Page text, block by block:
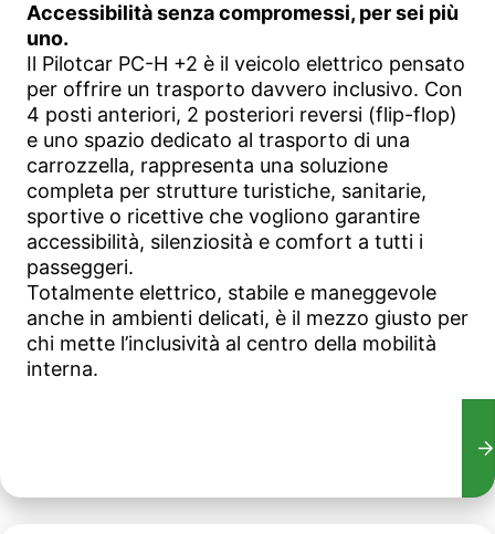
Accessibilità senza compromessi, per sei più
uno.
Il Pilotcar PC-H +2 è il veicolo elettrico pensato
per offrire un trasporto davvero inclusivo. Con
4 posti anteriori, 2 posteriori reversi (flip-flop)
e uno spazio dedicato al trasporto di una
carrozzella, rappresenta una soluzione
completa per strutture turistiche, sanitarie,
sportive o ricettive che vogliono garantire
accessibilità, silenziosità e comfort a tutti i
passeggeri.
Totalmente elettrico, stabile e maneggevole
anche in ambienti delicati, è il mezzo giusto per
chi mette l’inclusività al centro della mobilità
interna.